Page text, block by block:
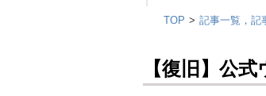
TOP 記事一覧，記
【復旧】公